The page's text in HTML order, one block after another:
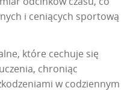
i ceniących sportową
które cechuje się
chroniąc
w codziennym